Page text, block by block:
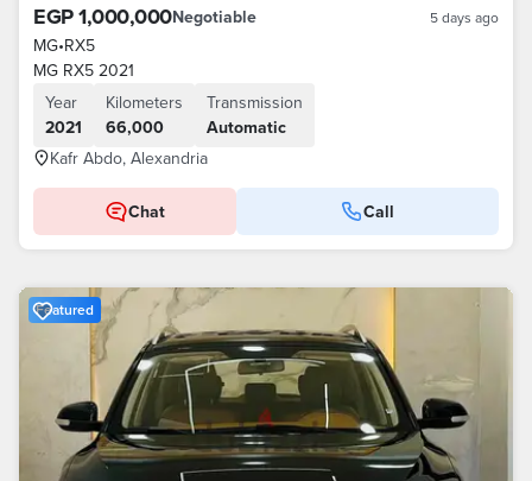
EGP 1,000,000Negotiable 5 days ago
MG•RX5
MG RX5 2021
Year
2021
Kilometers
66,000
Transmission
Automatic
Kafr Abdo, Alexandria
Chat Call
Featured